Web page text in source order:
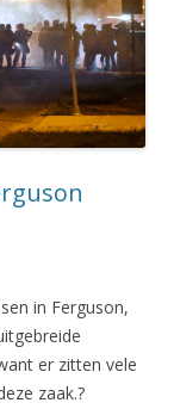
in Ferguson,
er zitten vele
zaak.?